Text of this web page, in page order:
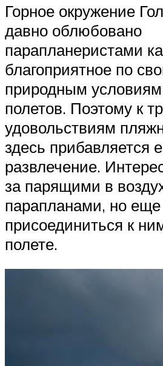
Горное окружение
давно облюбовано
парапланеристами
благоприятное по
природным
полетов. Поэтому к
удовольствиям
здесь прибавляется
развлечение.
за парящими в
парапланами, но еще
присоединиться к
полете.